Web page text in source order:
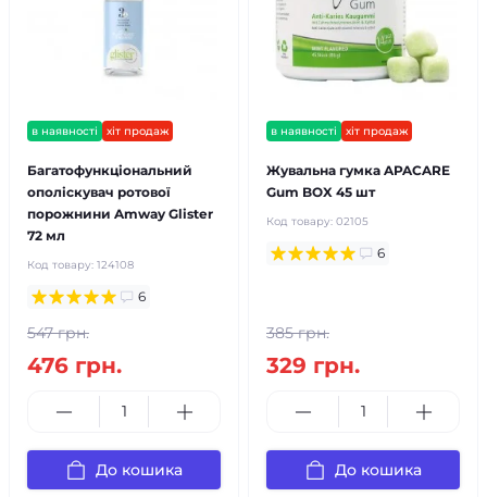
в наявності хіт продаж
Багатофункціональний
ополіскувач ротової
порожнини Amway Glister
72 мл
Код товару: 124108
6
547 грн.
476 грн.
До кошика
в наявності хіт продаж
Жувальна гумка APACARE
Gum BOX 45 шт
Код товару: 02105
6
385 грн.
329 грн.
До кошика